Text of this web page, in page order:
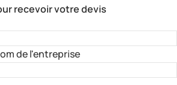
recevoir votre devis
de l'entreprise